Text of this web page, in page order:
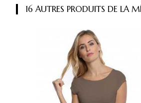
16 AUTRES PRODUITS DE LA